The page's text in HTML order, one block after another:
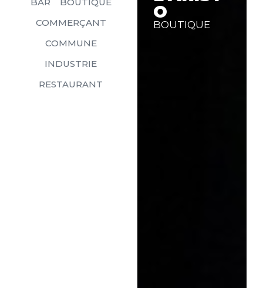
COMMERÇANT
COMMUNE
INDUSTRIE
RESTAURANT
O
BOUTIQUE